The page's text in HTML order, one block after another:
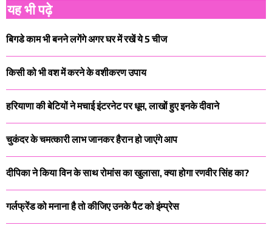
यह भी पढ़े
बिगडे काम भी बनने लगेंगे अगर घर में रखें ये 5 चीज
किसी को भी वश में करने के वशीकरण उपाय
हरियाणा की बेटियों ने मचाई इंटरनेट पर धूम, लाखों हुए इनके दीवाने
चुकंदर के चमत्कारी लाभ जानकर हैरान हो जाएंगे आप
दीपिका ने किया विन के साथ रोमांस का खुलासा, क्या होगा रणवीर सिंह का?
गर्लफ्रेंड को मनाना है तो कीजिए उनके पैट को इंम्प्रेस